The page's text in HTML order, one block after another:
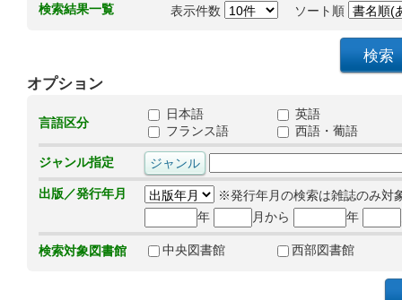
検索結果一覧 表示件数 ソート順
オプション
言語区分
日本語
英語
フランス語
西語・葡語
ジャンル指定
出版／発行年月
※発行年月の検索は雑誌のみ対
年
月から 年
検索対象図書館 中央図書館 西部図書館